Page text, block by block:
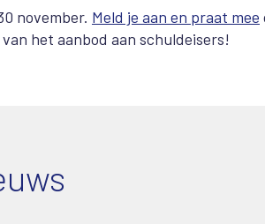
november. Meld je aan en praat mee
het aanbod aan schuldeisers!